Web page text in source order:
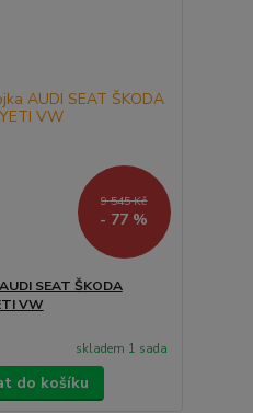
9 545 Kč
- 77 %
SEAT ŠKODA
VW
skladem 1 sada
do košíku